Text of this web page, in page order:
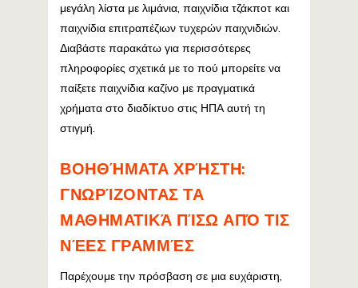
μεγάλη λίστα με λιμάνια, παιχνίδια τζάκποτ και
παιχνίδια επιτραπέζιων τυχερών παιχνιδιών.
Διαβάστε παρακάτω για περισσότερες
πληροφορίες σχετικά με το πού μπορείτε να
παίξετε παιχνίδια καζίνο με πραγματικά
χρήματα στο διαδίκτυο στις ΗΠΑ αυτή τη
στιγμή.
ΒΟΗΘΉΜΑΤΑ ΧΡΉΣΤΗ:
ΓΝΩΡΊΖΟΝΤΑΣ ΤΑ
ΜΑΘΗΜΑΤΙΚΆ ΠΊΣΩ ΑΠΌ ΤΙΣ
ΝΈΕΣ ΓΡΑΜΜΈΣ
Παρέχουμε την πρόσβαση σε μια ευχάριστη,